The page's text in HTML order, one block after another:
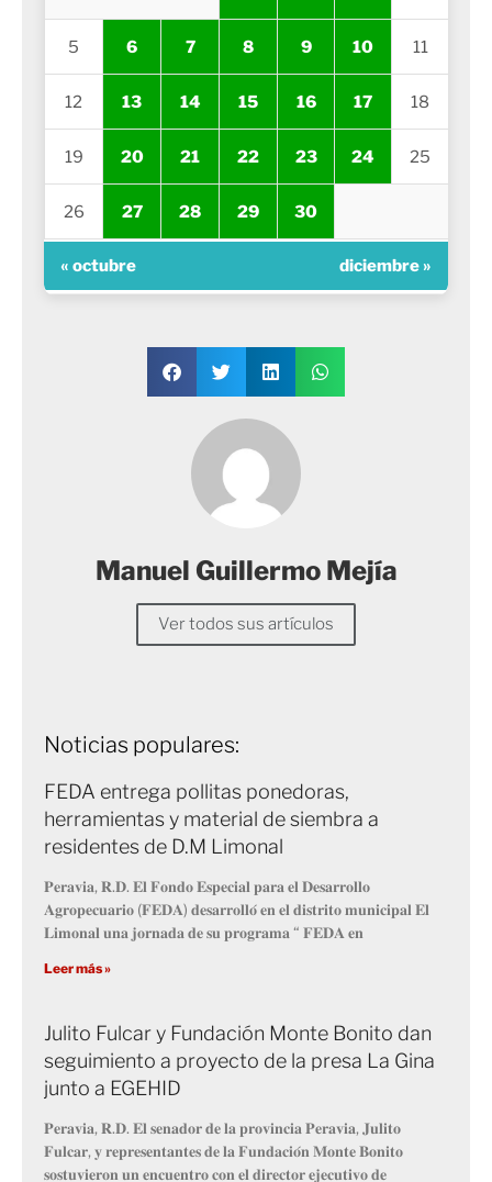
5 6 7 8 9 10 11
12 13 14 15 16 17 18
19 20 21 22 23 24 25
26 27 28 29 30
« octubre diciembre »
Manuel Guillermo Mejía
Ver todos sus artículos
Noticias populares:
FEDA entrega pollitas ponedoras,
herramientas y material de siembra a
residentes de D.M Limonal
𝐏𝐞𝐫𝐚𝐯𝐢𝐚, 𝐑.𝐃. 𝐄𝐥 𝐅𝐨𝐧𝐝𝐨 𝐄𝐬𝐩𝐞𝐜𝐢𝐚𝐥 𝐩𝐚𝐫𝐚 𝐞𝐥 𝐃𝐞𝐬𝐚𝐫𝐫𝐨𝐥𝐥𝐨
𝐀𝐠𝐫𝐨𝐩𝐞𝐜𝐮𝐚𝐫𝐢𝐨 (𝐅𝐄𝐃𝐀) 𝐝𝐞𝐬𝐚𝐫𝐫𝐨𝐥𝐥𝐨́ 𝐞𝐧 𝐞𝐥 𝐝𝐢𝐬𝐭𝐫𝐢𝐭𝐨 𝐦𝐮𝐧𝐢𝐜𝐢𝐩𝐚𝐥 𝐄𝐥
𝐋𝐢𝐦𝐨𝐧𝐚𝐥 𝐮𝐧𝐚 𝐣𝐨𝐫𝐧𝐚𝐝𝐚 𝐝𝐞 𝐬𝐮 𝐩𝐫𝐨𝐠𝐫𝐚𝐦𝐚 “ 𝐅𝐄𝐃𝐀 𝐞𝐧
Leer más »
Julito Fulcar y Fundación Monte Bonito dan
seguimiento a proyecto de la presa La Gina
junto a EGEHID
𝐏𝐞𝐫𝐚𝐯𝐢𝐚, 𝐑.𝐃. 𝐄𝐥 𝐬𝐞𝐧𝐚𝐝𝐨𝐫 𝐝𝐞 𝐥𝐚 𝐩𝐫𝐨𝐯𝐢𝐧𝐜𝐢𝐚 𝐏𝐞𝐫𝐚𝐯𝐢𝐚, 𝐉𝐮𝐥𝐢𝐭𝐨
𝐅𝐮𝐥𝐜𝐚𝐫, 𝐲 𝐫𝐞𝐩𝐫𝐞𝐬𝐞𝐧𝐭𝐚𝐧𝐭𝐞𝐬 𝐝𝐞 𝐥𝐚 𝐅𝐮𝐧𝐝𝐚𝐜𝐢𝐨́𝐧 𝐌𝐨𝐧𝐭𝐞 𝐁𝐨𝐧𝐢𝐭𝐨
𝐬𝐨𝐬𝐭𝐮𝐯𝐢𝐞𝐫𝐨𝐧 𝐮𝐧 𝐞𝐧𝐜𝐮𝐞𝐧𝐭𝐫𝐨 𝐜𝐨𝐧 𝐞𝐥 𝐝𝐢𝐫𝐞𝐜𝐭𝐨𝐫 𝐞𝐣𝐞𝐜𝐮𝐭𝐢𝐯𝐨 𝐝𝐞